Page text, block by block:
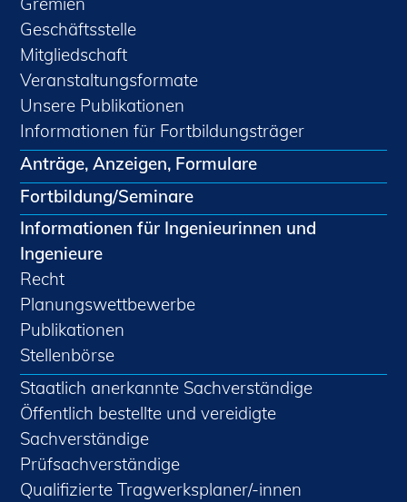
Geschäftsstelle
Mitgliedschaft
Veranstaltungsformate
Unsere Publikationen
Informationen für Fortbildungsträger
Anträge, Anzeigen, Formulare
Fortbildung/Seminare
Informationen für Ingenieurinnen und
Ingenieure
Recht
Planungswettbewerbe
Publikationen
Stellenbörse
Staatlich anerkannte Sachverständige
Öffentlich bestellte und vereidigte
Sachverständige
Prüfsachverständige
Qualifizierte Tragwerksplaner/-innen